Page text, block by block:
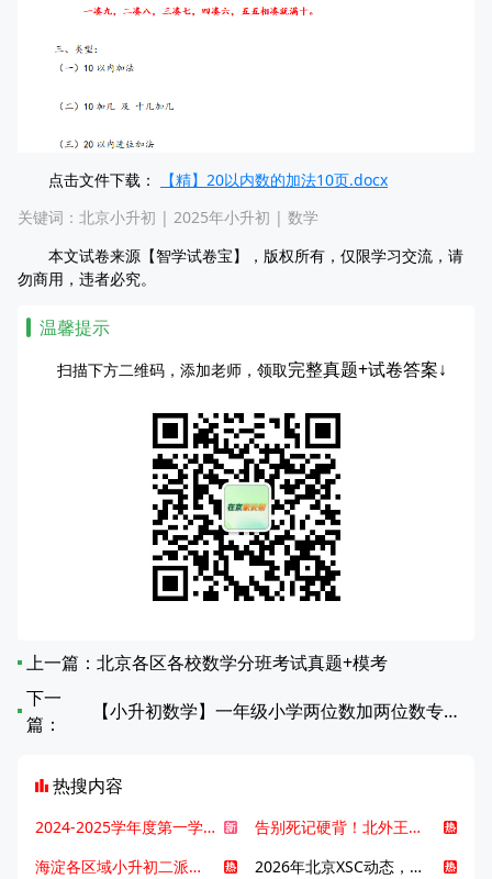
点击文件下载：
【精】20以内数的加法10页.docx
关键词： 北京小升初 | 2025年小升初 | 数学
本文试卷来源【智学试卷宝】，版权所有，仅限学习交流，请
勿商用，违者必究。
温馨提示
扫描下方二维码，添加老师，领取完整真题+试卷答案↓
上一篇： 北京各区各校数学分班考试真题+模考
下一
篇：
【小升初数学】一年级小学两位数加两位数专项练习
热搜内容
2024-2025学年度第一学期北京各区期末考试真题试卷汇总
告别死记硬背！北外王牌精读词汇课，帮孩子突破英语词汇难关
海淀各区域小升初二派全攻略合集！区域一至五志愿填报、升学策略详解
2026年北京XSC动态，持续更新中ing...